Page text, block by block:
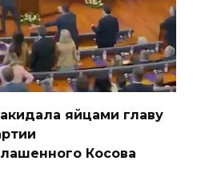
яйцами главу
Косова